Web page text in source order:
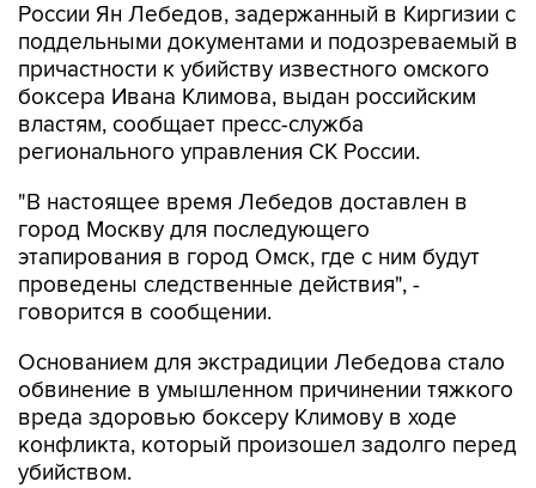
России Ян Лебедов, задержанный в Киргизии с
поддельными документами и подозреваемый в
причастности к убийству известного омского
боксера Ивана Климова, выдан российским
властям, сообщает пресс-служба
регионального управления СК России.
"В настоящее время Лебедов доставлен в
город Москву для последующего
этапирования в город Омск, где с ним будут
проведены следственные действия", -
говорится в сообщении.
Основанием для экстрадиции Лебедова стало
обвинение в умышленном причинении тяжкого
вреда здоровью боксеру Климову в ходе
конфликта, который произошел задолго перед
убийством.